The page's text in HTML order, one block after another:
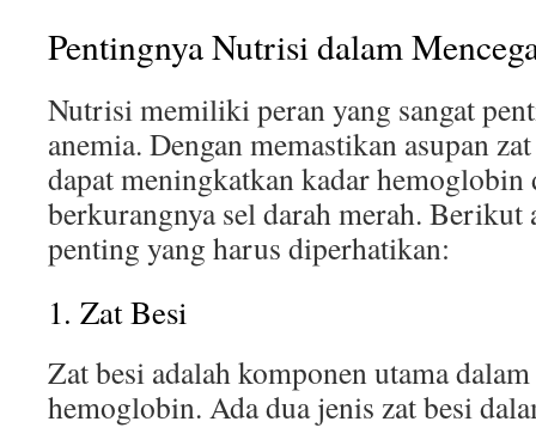
Pentingnya Nutrisi dalam
Nutrisi memiliki peran yang sangat
anemia. Dengan memastikan asupan
dapat meningkatkan kadar hemoglobin
berkurangnya sel darah merah. Berikut
penting yang harus diperhatikan:
1. Zat Besi
Zat besi adalah komponen utama
hemoglobin. Ada dua jenis zat besi